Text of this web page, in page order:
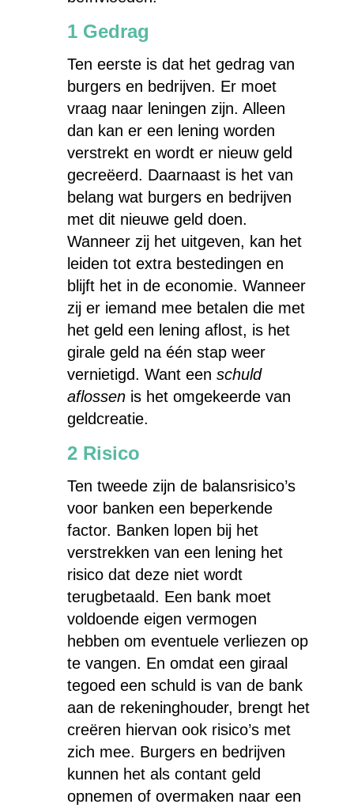
1 Gedrag
Ten eerste is dat het gedrag van
burgers en bedrijven. Er moet
vraag naar leningen zijn. Alleen
dan kan er een lening worden
verstrekt en wordt er nieuw geld
gecreëerd. Daarnaast is het van
belang wat burgers en bedrijven
met dit nieuwe geld doen.
Wanneer zij het uitgeven, kan het
leiden tot extra bestedingen en
blijft het in de economie. Wanneer
zij er iemand mee betalen die met
het geld een lening aflost, is het
girale geld na één stap weer
vernietigd. Want een schuld
aflossen is het omgekeerde van
geldcreatie.
2 Risico
Ten tweede zijn de balansrisico’s
voor banken een beperkende
factor. Banken lopen bij het
verstrekken van een lening het
risico dat deze niet wordt
terugbetaald. Een bank moet
voldoende eigen vermogen
hebben om eventuele verliezen op
te vangen. En omdat een giraal
tegoed een schuld is van de bank
aan de rekeninghouder, brengt het
creëren hiervan ook risico’s met
zich mee. Burgers en bedrijven
kunnen het als contant geld
opnemen of overmaken naar een